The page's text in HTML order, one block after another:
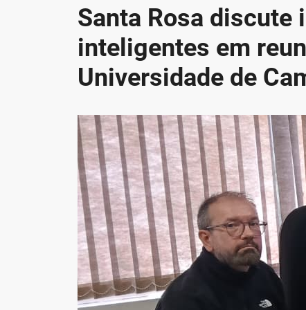
Santa Rosa discute
inteligentes em
Universidade de